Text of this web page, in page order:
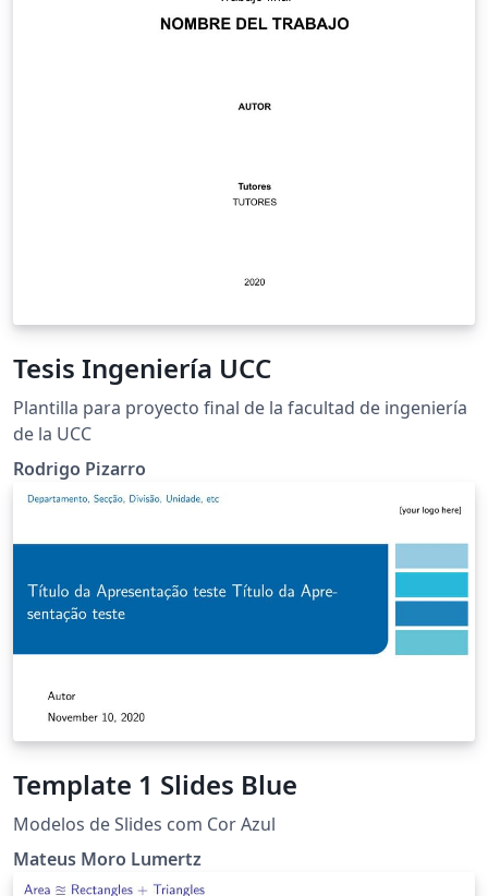
Tesis Ingeniería UCC
Plantilla para proyecto final de la facultad de ingeniería
de la UCC
Rodrigo Pizarro
Template 1 Slides Blue
Modelos de Slides com Cor Azul
Mateus Moro Lumertz